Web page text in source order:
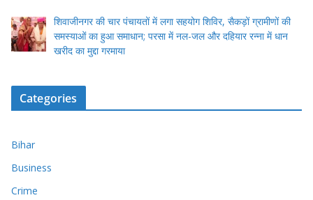
शिवाजीनगर की चार पंचायतों में लगा सहयोग शिविर, सैकड़ों ग्रामीणों की
समस्याओं का हुआ समाधान; परसा में नल-जल और दहियार रन्ना में धान
खरीद का मुद्दा गरमाया
Categories
Bihar
Business
Crime